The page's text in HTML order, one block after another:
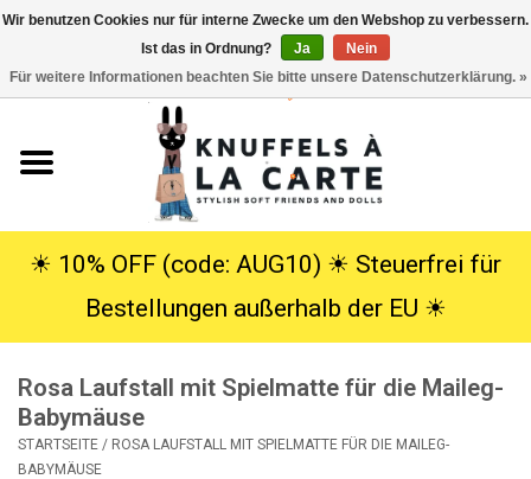
Kuscheltiere
SALE
Geschenke
☀︎ 10% OFF (code: AUG10) ☀︎ Steuerfrei für
Bestellungen außerhalb der EU ☀︎
Rosa Laufstall mit Spielmatte für die Maileg-
Babymäuse
STARTSEITE / ROSA LAUFSTALL MIT SPIELMATTE FÜR DIE MAILEG-
BABYMÄUSE
Wir benutzen Cookies nur für interne Zwecke um den Webshop zu verbessern.
Ist das in Ordnung?
Ja
Nein
Für weitere Informationen beachten Sie bitte unsere Datenschutzerklärung. »